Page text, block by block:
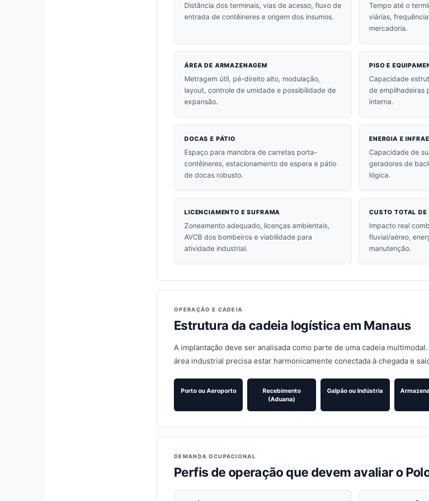
Distância dos terminais, vias de acesso, fluxo de
entrada de contêineres e origem dos insumos.
Tempo até o
viárias,
mercadoria.
ÁREA DE ARMAZENAGEM
Metragem útil, pé-direito alto, modulação,
layout, controle de umidade e possibilidade de
expansão.
PISO E
Capacidade
de empilhadeiras
interna.
DOCAS E PÁTIO
Espaço para manobra de carretas porta-
contêineres, estacionamento de espera e pátio
de docas robusto.
ENERGIA E
Capacidade de
geradores de
lógica.
LICENCIAMENTO E SUFRAMA
Zoneamento adequado, licenças ambientais,
AVCB dos bombeiros e viabilidade para
atividade industrial.
CUSTO TOTAL DE
Impacto real
fluvial/aéreo,
manutenção.
OPERAÇÃO E CADEIA
Estrutura da cadeia logística em Manaus
A implantação deve ser analisada como parte de uma cadeia
área industrial precisa estar harmonicamente conectada à chegada e
Porto ou Aeroporto
Recebimento
(Aduana)
Galpão ou Indústria
DEMANDA OCUPACIONAL
Perfis de operação que devem avaliar o